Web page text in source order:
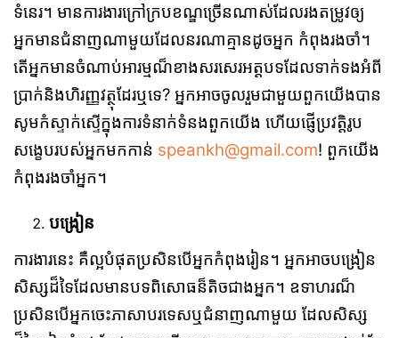
ទំនេរ។ មានការងារក្រៅក្របខណ្ឌច្រើនណាស់ដែលរងតម្រូវឲ្យ
អ្នកមានជំនាញណាមួយដែលនរណាគ្មានដូចអ្នក កំពុងរងចាំ។
តើអ្នកមានចំណាប់អារម្មណ៏ខាងសរសេរអត្តបទដែលទាក់ទងអំពី
ប្រាក់និងហិរញ្ញវត្ថុដែរឬទេ? អ្នកអាចចូលរួមជាមួយពួកយើងបាន
សូមកំស្ទាក់ស្ទើក្នុងការទំនាក់ទំនងពួកយើង ហើយផ្ញើប្រវត្តិរូប
សង្ខេបរបស់អ្នកមកកាន់ speankh@gmail.com! ពួកយើង
កំពុងរងចាំអ្នក។
បង្រៀន
ការងារនេះ គឺល្អបំផុតប្រសិនបើអ្នកកំពុងរៀន។ អ្នកអាចបង្រៀន
សិស្សដ៏ទៃដែលមានបទពិសោធន៏តិចជាងអ្នក។ ឧទាហរណ៏
ប្រសិនបើអ្នកចេះភាសាបរទេសឬជំនាញណាមួយ ដែលសិស្ស